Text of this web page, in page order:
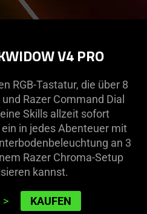
V4 PRO
RGB-Tastatur, die über 8
Razer Command Dial
Skills allzeit sofort
in jedes Abenteuer mit
an 3
Razer Chroma-Setup
kannst.
> KAUFEN